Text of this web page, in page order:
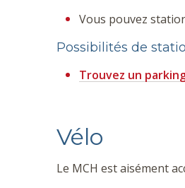
Vous pouvez
Possibilités de
Trouvez un
Vélo
Le MCH est aisément